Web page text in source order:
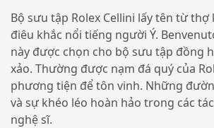
Bộ sưu tập Rolex Cellini lấy tên từ thợ
điêu khắc nổi tiếng người Ý.
này được chọn cho bộ sưu tập đồng
xảo. Thường được nạm đá quý của
phương tiện để tôn vinh. Những
và sự khéo léo hoàn hảo trong các
nghệ sĩ.